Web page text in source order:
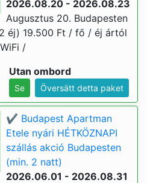
2026.08.20 - 2026.08.23
Augusztus 20. Budapesten
éj) 19.500 Ft / fő / éj ártól
/
Utan ombord
Se Översätt detta paket
✔️ Budapest Apartman
Etele nyári HÉTKÖZNAPI
szállás akció Budapesten
(min. 2 natt)
2026.06.01 - 2026.08.31